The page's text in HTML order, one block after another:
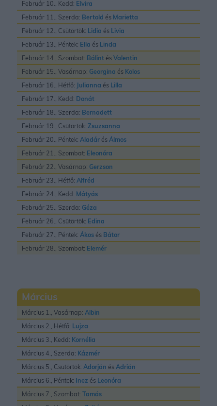
Február 10., Kedd: Elvira
Február 11., Szerda: Bertold és Marietta
Február 12., Csütörtök: Lidia és Livia
Február 13., Péntek: Ella és Linda
Február 14., Szombat: Bálint ésValentin
Február 15., Vasárnap: Georgina és Kolos
Február 16., Hétfő: Julianna és Lilla
Február 17., Kedd: Donát
Február 18., Szerda: Bernadett
Február 19., Csütörtök: Zsuzsanna
Február 20., Péntek: Aladár ésÁlmos
Február 21., Szombat: Eleonóra
Február 22., Vasárnap: Gerzson
Február 23., Hétfő: Alfréd
Február 24., Kedd: Mátyás
Február 25., Szerda: Géza
Február 26., Csütörtök: Edina
Február 27., Péntek: Ákos és Bátor
Február 28., Szombat: Elemér
Március
Március 1., Vasárnap: Albin
Március 2., Hétfő: Lujza
Március 3., Kedd: Kornélia
Március 4., Szerda: Kázmér
Március 5., Csütörtök: Adorján ésAdrián
Március 6., Péntek: Inez és Leonóra
Március 7., Szombat: Tamás